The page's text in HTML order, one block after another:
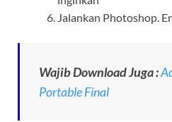
Jalankan Photoshop.
Wajib Download Juga :
Portable Final